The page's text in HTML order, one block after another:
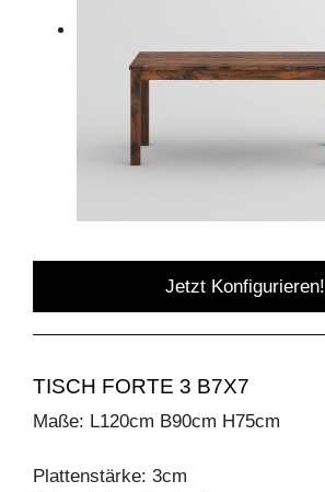
Jetzt Konfigurieren!
TISCH FORTE 3 B7X7
Maße: L120cm B90cm H75cm
Plattenstärke: 3cm